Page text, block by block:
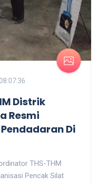
Distrik
Resmi
Di
THS-THM
Pencak Silat